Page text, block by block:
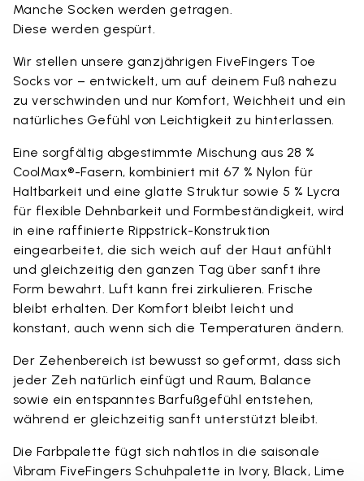
Manche Socken werden getragen.
Diese werden gespürt.
Wir stellen unsere ganzjährigen FiveFingers Toe
Socks vor – entwickelt, um auf deinem Fuß nahezu
zu verschwinden und nur Komfort, Weichheit und ein
natürliches Gefühl von Leichtigkeit zu hinterlassen.
Eine sorgfältig abgestimmte Mischung aus 28 %
CoolMax®-Fasern, kombiniert mit 67 % Nylon für
Haltbarkeit und eine glatte Struktur sowie 5 % Lycra
für flexible Dehnbarkeit und Formbeständigkeit, wird
in eine raffinierte Rippstrick-Konstruktion
eingearbeitet, die sich weich auf der Haut anfühlt
und gleichzeitig den ganzen Tag über sanft ihre
Form bewahrt. Luft kann frei zirkulieren. Frische
bleibt erhalten. Der Komfort bleibt leicht und
konstant, auch wenn sich die Temperaturen ändern.
Der Zehenbereich ist bewusst so geformt, dass sich
jeder Zeh natürlich einfügt und Raum, Balance
sowie ein entspanntes Barfußgefühl entstehen,
während er gleichzeitig sanft unterstützt bleibt.
Die Farbpalette fügt sich nahtlos in die saisonale
Vibram FiveFingers Schuhpalette in Ivory, Black, Lime